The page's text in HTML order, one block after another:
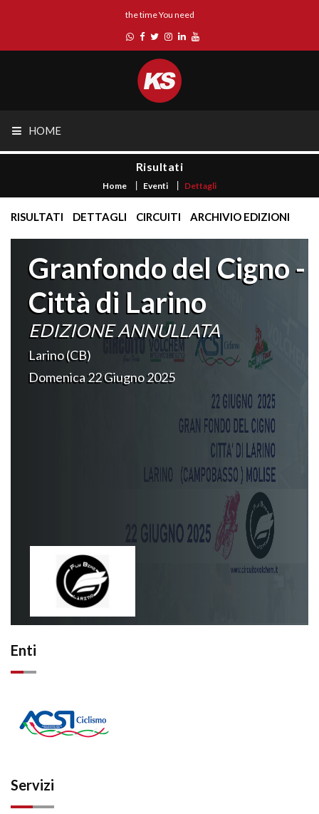
the time You need
HOME
Risultati
Home Eventi Dettagli
RISULTATI DETTAGLI CIRCUITI ARCHIVIO EDIZIONI
Granfondo del Cigno -
Città di Larino
EDIZIONE ANNULLATA
Larino (CB)
Domenica 22 Giugno 2025
Enti
Servizi